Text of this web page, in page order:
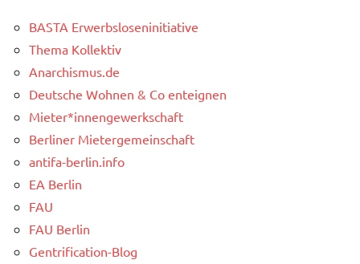
BASTA Erwerbsloseninitiative
Thema Kollektiv
Anarchismus.de
Deutsche Wohnen & Co enteignen
Mieter*innengewerkschaft
Berliner Mietergemeinschaft
antifa-berlin.info
EA Berlin
FAU
FAU Berlin
Gentrification-Blog